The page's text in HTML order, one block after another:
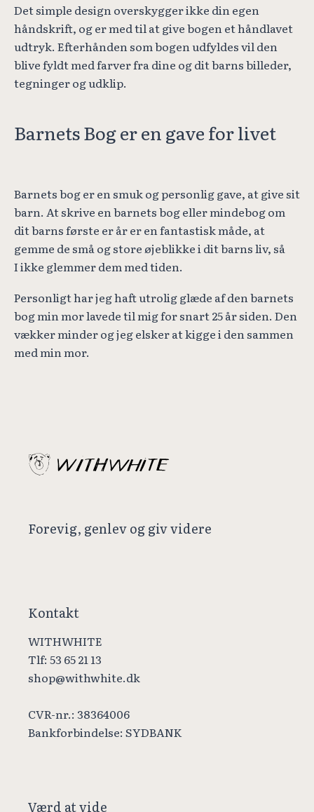
Det simple design overskygger ikke din egen
håndskrift, og er med til at give bogen et håndlavet
udtryk. Efterhånden som bogen udfyldes vil den
blive fyldt med farver fra dine og dit barns billeder,
tegninger og udklip.
Barnets Bog er en gave for livet
Barnets bog er en smuk og personlig gave, at give sit
barn. At skrive en barnets bog eller mindebog om
dit barns første er år er en fantastisk måde, at
gemme de små og store øjeblikke i dit barns liv, så
I ikke glemmer dem med tiden.
Personligt har jeg haft utrolig glæde af den barnets
bog min mor lavede til mig for snart 25 år siden. Den
vækker minder og jeg elsker at kigge i den sammen
med min mor.
Forevig, genlev og giv videre
Kontakt
WITHWHITE
Tlf: 53 65 21 13
shop@withwhite.dk
CVR-nr.: 38364006
Bankforbindelse: SYDBANK
Værd at vide